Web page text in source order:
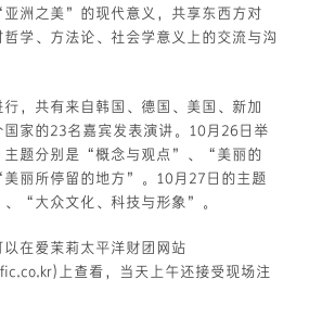
洲之美”的现代意义，共享东西方对
学、方法论、社会学意义上的交流与沟
，共有来自韩国、德国、美国、新加
家的23名嘉宾发表演讲。10月26日举
主题分别是“概念与观点”、“美丽的
丽所停留的地方”。10月27日的主题
“大众文化、科技与形象”。
在爱茉莉太平洋财团网站
上查看，当天上午还接受现场注